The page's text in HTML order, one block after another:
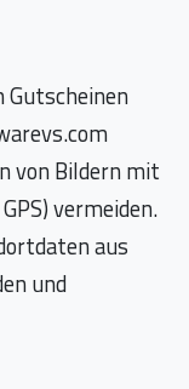
Gutscheinen
von Bildern mit
vermeiden.
aus
und